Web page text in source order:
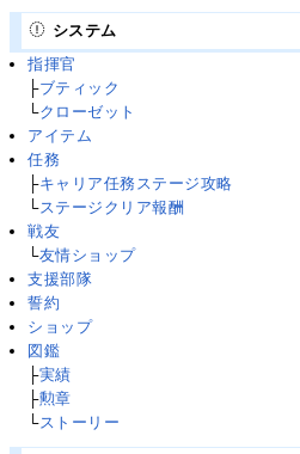
システム
指揮官
├ブティック
└クローゼット
アイテム
任務
├キャリア任務ステージ攻略
└ステージクリア報酬
戦友
└友情ショップ
支援部隊
誓約
ショップ
図鑑
├実績
├勲章
└ストーリー